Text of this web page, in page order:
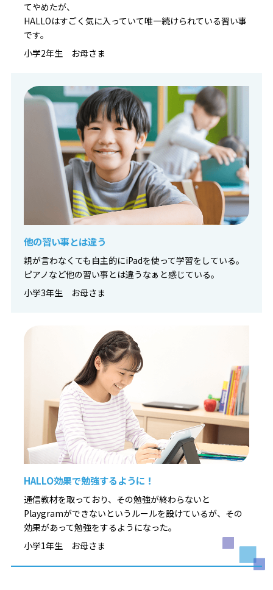
てやめたが、
HALLOはすごく気に入っていて唯一続けられている習い事
です。
小学2年生 お母さま
他の習い事とは違う
親が言わなくても自主的にiPadを使って学習をしている。
ピアノなど他の習い事とは違うなぁと感じている。
小学3年生 お母さま
HALLO効果で勉強するように！
通信教材を取っており、その勉強が終わらないと
Playgramができないというルールを設けているが、その
効果があって勉強をするようになった。
小学1年生 お母さま